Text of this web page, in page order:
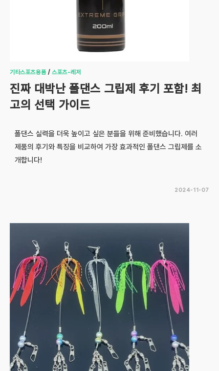
기타스포츠용품/스포츠-레저
진짜 대박난 폴댄스 그립제 후기 포함! 최
고의 선택 가이드
폴댄스 실력을 더욱 높이고 싶은 분들을 위해 준비했습니다. 여러
제품의 후기와 특징을 비교하여 가장 효과적인 폴댄스 그립제를 소
개합니다!
2024-11-07